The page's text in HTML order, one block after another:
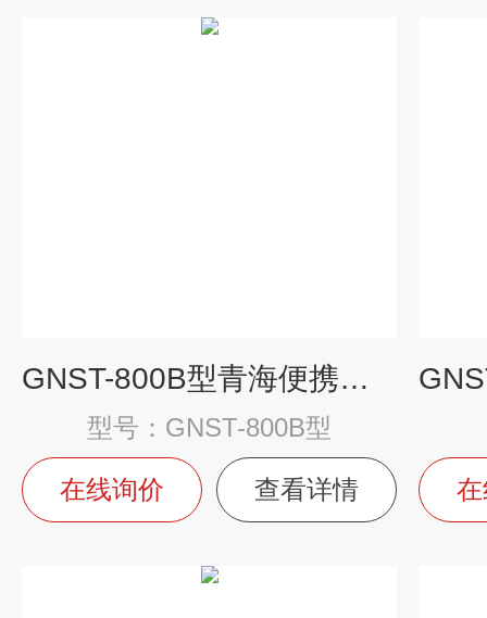
GNST-800B型青海便携式总磷水质测定仪
型号：GNST-800B型
在线询价 查看详情